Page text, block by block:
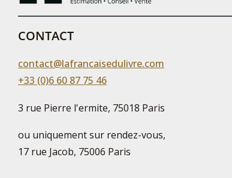
CONTACT
contact@lafrancaisedulivre.com
+33 (0)6 60 87 75 46
3 rue Pierre l'ermite, 75018 Paris
ou uniquement sur rendez-vous,
17 rue Jacob, 75006 Paris